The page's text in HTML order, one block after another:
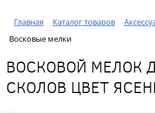
Главная Каталог товаров
Восковые мелки
ВОСКОВОЙ МЕЛОК
СКОЛОВ ЦВЕТ